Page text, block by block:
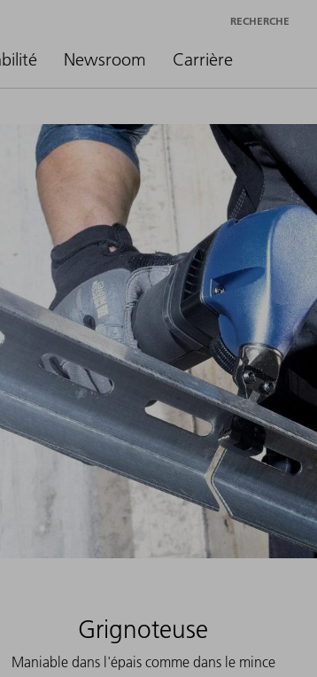
Newsroom Carrière
RECHERCHE
Grignoteuse
Maniable dans l'épais comme dans le mince